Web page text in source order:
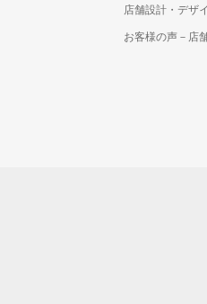
店舗設計・デザ
お客様の声－店